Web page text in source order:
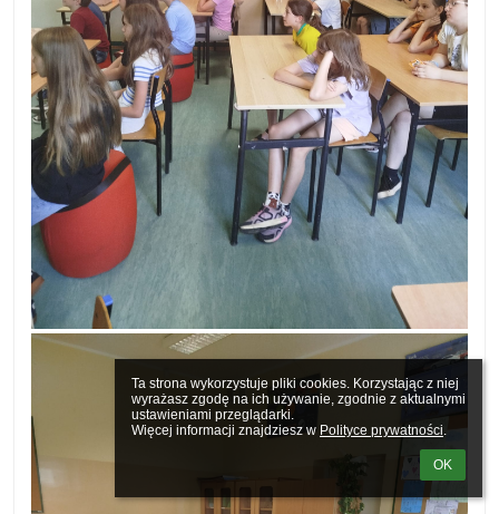
Ta strona wykorzystuje pliki cookies. Korzystając z niej
wyrażasz zgodę na ich używanie, zgodnie z aktualnymi
ustawieniami przeglądarki.
Więcej informacji znajdziesz w Polityce prywatności.
OK